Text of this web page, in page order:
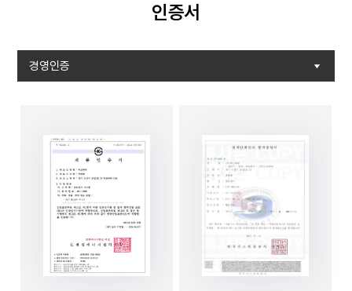
인증서
경영인증